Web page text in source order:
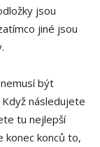
jsou
jiné jsou
být
následujete
tu nejlepší
konec konců to,